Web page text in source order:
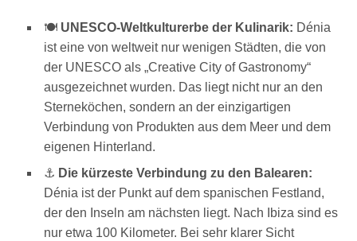
🍽️ UNESCO-Weltkulturerbe der Kulinarik: Dénia
ist eine von weltweit nur wenigen Städten, die von
der UNESCO als „Creative City of Gastronomy“
ausgezeichnet wurden. Das liegt nicht nur an den
Sterneköchen, sondern an der einzigartigen
Verbindung von Produkten aus dem Meer und dem
eigenen Hinterland.
⚓ Die kürzeste Verbindung zu den Balearen:
Dénia ist der Punkt auf dem spanischen Festland,
der den Inseln am nächsten liegt. Nach Ibiza sind es
nur etwa 100 Kilometer. Bei sehr klarer Sicht